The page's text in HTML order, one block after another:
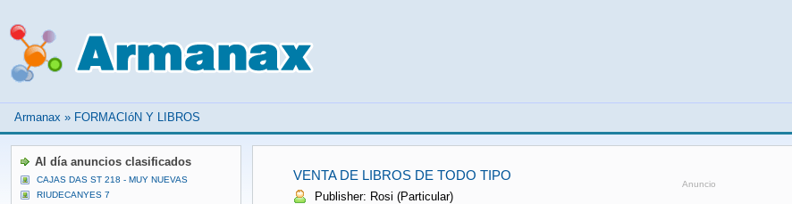
Armanax » FORMACIóN Y LIBROS
VENTA DE LIBROS DE TODO TIPO
Publisher: Rosi (Particular)
Anuncio
Al día anuncios clasificados
CAJAS DAS ST 218 - MUY NUEVAS
RIUDECANYES 7